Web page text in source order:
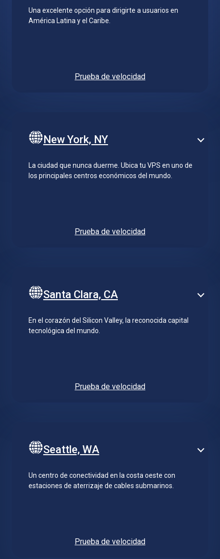
Una excelente opción para dirigirte a usuarios en
América Latina y el Caribe.
Prueba de velocidad
New York, NY
La ciudad que nunca duerme. Ubica tu VPS en uno de
los principales centros económicos del mundo.
Prueba de velocidad
Santa Clara, CA
En el corazón del Silicon Valley, la reconocida capital
tecnológica del mundo.
Prueba de velocidad
Seattle, WA
Un centro de conectividad en la costa oeste con
estaciones de aterrizaje de cables submarinos.
Prueba de velocidad